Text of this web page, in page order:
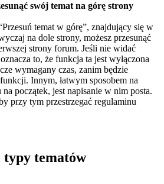
swój temat na górę strony
temat w górę”, znajdujący się w
na dole strony, możesz przesunąć
strony forum. Jeśli nie widać
to, że funkcja ta jest wyłączona
wymagany czas, zanim będzie
Innym, łatwym sposobem na
na początek, jest napisanie w nim posta.
przy tym przestrzegać regulaminu
tematów